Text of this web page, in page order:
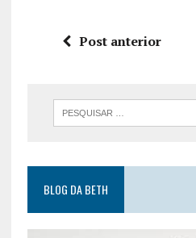
Post anterior
BLOG DA BETH